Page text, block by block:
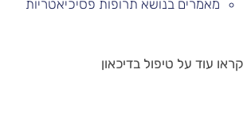
מאמרים בנושא תרופות פסיכיאטריות
קראו עוד על טיפול בדיכאון